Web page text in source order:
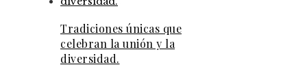
Tradiciones únicas que
celebran la unión y la
diversidad.